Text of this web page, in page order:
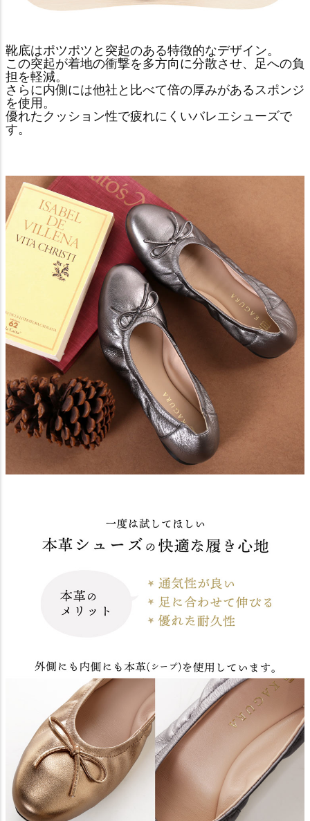
靴底はポツポツと突起のある特徴的なデザイン。
この突起が着地の衝撃を多方向に分散させ、足への負
担を軽減。
さらに内側には他社と比べて倍の厚みがあるスポンジ
を使用。
優れたクッション性で疲れにくいバレエシューズで
す。